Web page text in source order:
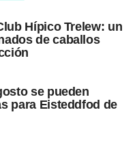
Hípico Trelew: un
de caballos
se pueden
para Eisteddfod de